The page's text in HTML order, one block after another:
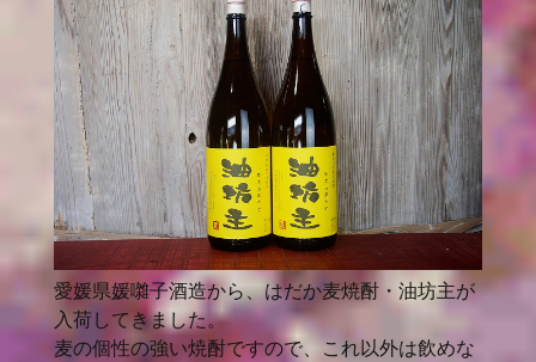
愛媛県媛囃子酒造から、はだか麦焼酎・油坊主が
入荷してきました。
麦の個性の強い焼酎ですので、これ以外は飲めな